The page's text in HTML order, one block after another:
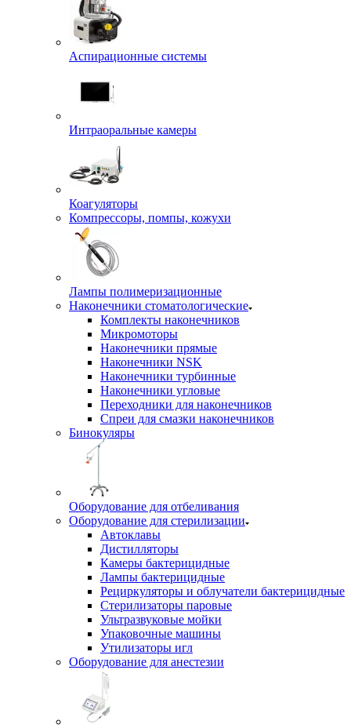
Аспирационные системы
Интраоральные камеры
Коагуляторы
Компрессоры, помпы, кожухи
Лампы полимеризационные
Наконечники стоматологические
Комплекты наконечников
Микромоторы
Наконечники прямые
Наконечники NSK
Наконечники турбинные
Наконечники угловые
Переходники для наконечников
Спреи для смазки наконечников
Бинокуляры
Оборудование для отбеливания
Оборудование для стерилизации
Автоклавы
Дистилляторы
Камеры бактерицидные
Лампы бактерицидные
Рециркуляторы и облучатели бактерицидные
Стерилизаторы паровые
Ультразвуковые мойки
Упаковочные машины
Утилизаторы игл
Оборудование для анестезии